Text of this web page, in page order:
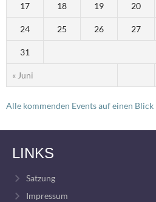
« Juni
17 18 19 20
24 25 26 27
31
Alle kommenden Events auf einen Blick
LINKS
Satzung
Impressum